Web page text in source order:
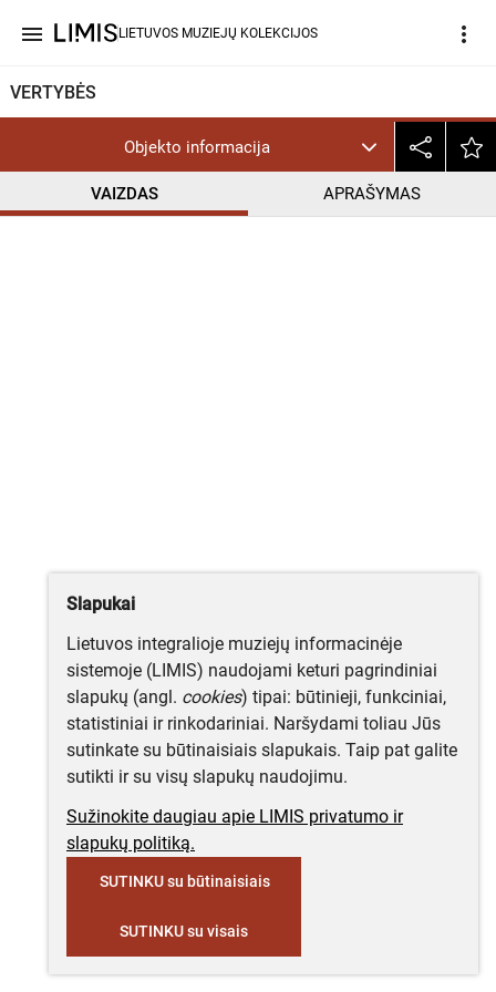
menu LIETUVOS MUZIEJŲ KOLEKCIJOS more_vert
VERTYBĖS
Objekto informacija
VAIZDAS APRAŠYMAS
CC BY-NC
Slapukai
Lietuvos integralioje muziejų informacinėje
sistemoje (LIMIS) naudojami keturi pagrindiniai
slapukų (angl. cookies) tipai: būtinieji, funkciniai,
statistiniai ir rinkodariniai. Naršydami toliau Jūs
sutinkate su būtinaisiais slapukais. Taip pat galite
sutikti ir su visų slapukų naudojimu.
Sužinokite daugiau apie LIMIS privatumo ir
slapukų politiką.
SUTINKU su būtinaisiais
SUTINKU su visais